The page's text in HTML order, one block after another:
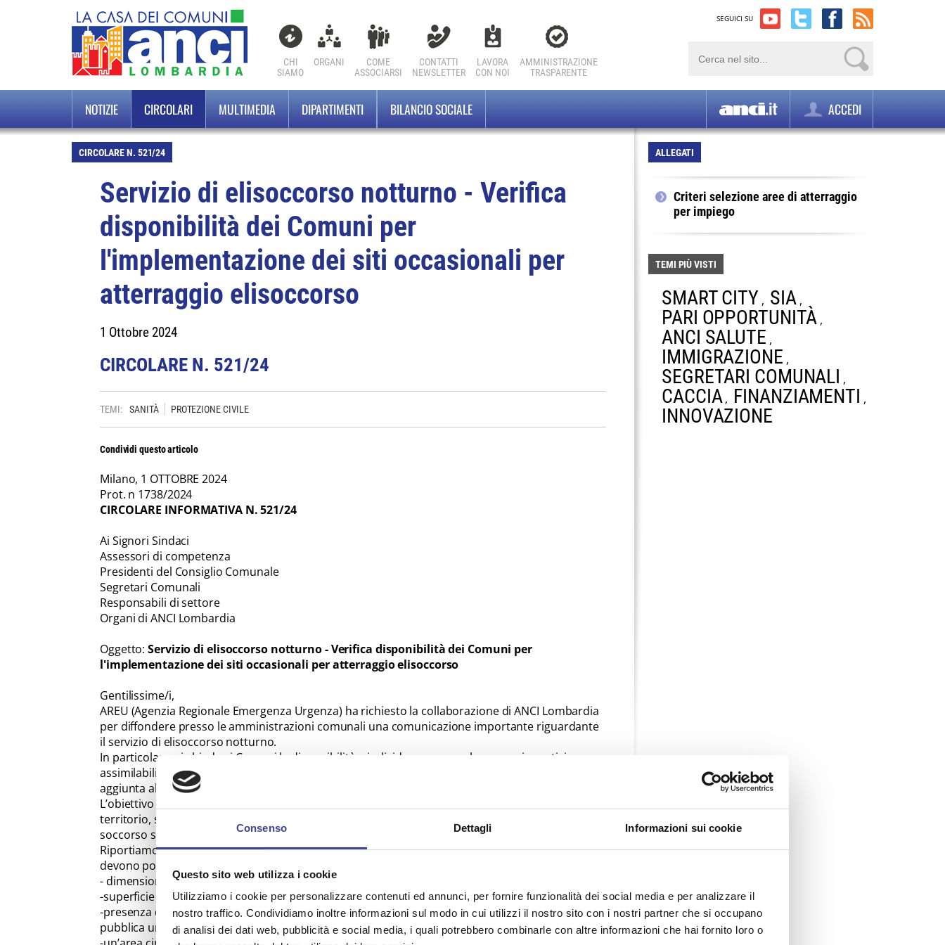
Consenso Dettagli Informazioni sui cookie
Questo sito web utilizza i cookie
Utilizziamo i cookie per personalizzare contenuti ed annunci, per fornire funzionalità dei social media e per analizzare il
nostro traffico. Condividiamo inoltre informazioni sul modo in cui utilizzi il nostro sito con i nostri partner che si occupano
di analisi dei dati web, pubblicità e social media, i quali potrebbero combinarle con altre informazioni che hai fornito loro o
CHI
SIAMO
ORGANI
COME
ASSOCIARSI
CONTATTI
NEWSLETTER
LAVORA
CON NOI
AMMINISTRAZIONE
TRASPARENTE
SEGUICI SU
NOTIZIE CIRCOLARI MULTIMEDIA DIPARTIMENTI BILANCIO SOCIALE ACCEDI
CIRCOLARE N. 521/24
Servizio di elisoccorso notturno - Verifica
disponibilità dei Comuni per
l'implementazione dei siti occasionali per
atterraggio elisoccorso
1 Ottobre 2024
CIRCOLARE N. 521/24
TEMI: SANITÀ PROTEZIONE CIVILE
Condividi questo articolo
Milano, 1 OTTOBRE 2024
Prot. n 1738/2024
CIRCOLARE INFORMATIVA N. 521/24
Ai Signori Sindaci
Assessori di competenza
Presidenti del Consiglio Comunale
Segretari Comunali
Responsabili di settore
Organi di ANCI Lombardia
Oggetto:Servizio di elisoccorso notturno - Verifica disponibilità dei Comuni per
l'implementazione dei siti occasionali per atterraggio elisoccorso
Gentilissime/i,
AREU (Agenzia Regionale Emergenza Urgenza) ha richiesto la collaborazione di ANCI Lombardia
per diffondere presso le amministrazioni comunali una comunicazione importante riguardante
il servizio di elisoccorso notturno.
In particolare, si chiede ai Comuni la disponibilità a individuare e segnalare campi sportivi o aree
assimilabili, idonei all'atterraggio degli elicotteri anche per un utilizzo notturno, da utilizzare in
aggiunta alle elisuperfici già abilitate al volo H24.
L’obiettivo è incrementare il numero di siti occasionali, garantendo una maggiore copertura del
territorio, soprattutto per le operazioni notturne, migliorando la tempestività degli interventi di
soccorso sanitario.
Riportiamo qui di seguito le caratteristiche tecniche comunicateci da AREU che le predette aree
devono possedere:
- dimensione minime di metri 40X40;
-superficie con manto erboso debitamente manutenuto oppure fondo in asfalto/cemento;
-presenza di illuminazione fissa del sito con le caratteristiche almeno parificabili a illuminazione
pubblica urbana (caratteristica non vincolante);
ALLEGATI
Criteri selezione aree di atterraggio
per impiego
TEMI PIÙ VISTI
SMART CITY , SIA ,
PARI OPPORTUNITÀ ,
ANCI SALUTE ,
IMMIGRAZIONE ,
SEGRETARI COMUNALI ,
CACCIA , FINANZIAMENTI ,
INNOVAZIONE